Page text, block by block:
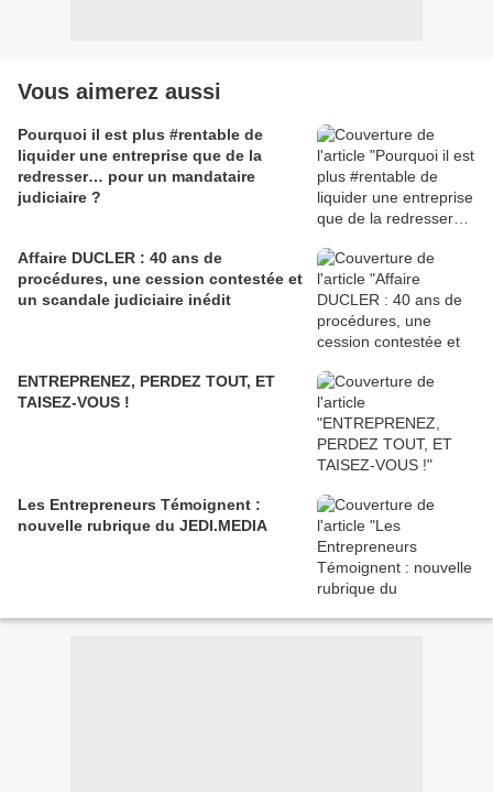
Vous aimerez aussi
Pourquoi il est plus #rentable de
liquider une entreprise que de la
redresser… pour un mandataire
judiciaire ?
Affaire DUCLER : 40 ans de
procédures, une cession contestée et
un scandale judiciaire inédit
ENTREPRENEZ, PERDEZ TOUT, ET
TAISEZ-VOUS !
Les Entrepreneurs Témoignent :
nouvelle rubrique du JEDI.MEDIA